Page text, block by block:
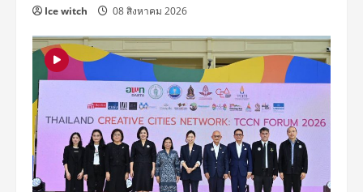
Ice witch 08 สิงหาคม 2026